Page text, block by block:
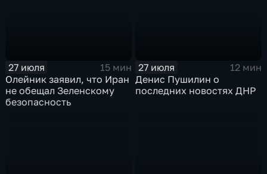
27 июля
15 мин
Олейник заявил, что Иран
не обещал Зеленскому
безопасность
27 июля
12 мин
Денис Пушилин о
последних новостях ДНР